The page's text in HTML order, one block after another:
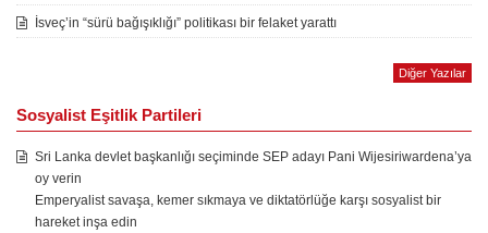
İsveç’in “sürü bağışıklığı” politikası bir felaket yarattı
Diğer Yazılar
Sosyalist Eşitlik Partileri
Sri Lanka devlet başkanlığı seçiminde SEP adayı Pani Wijesiriwardena’ya
oy verin
Emperyalist savaşa, kemer sıkmaya ve diktatörlüğe karşı sosyalist bir
hareket inşa edin